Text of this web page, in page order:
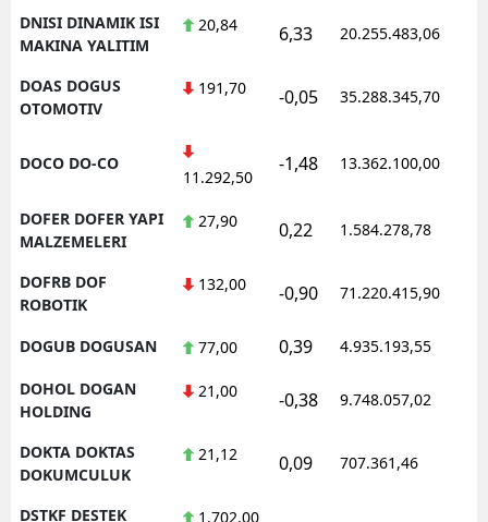
DNISI DINAMIK ISI
MAKINA YALITIM
20,84 6,33 20.255.483,06
DOAS DOGUS
OTOMOTIV
191,70 -0,05 35.288.345,70
DOCO DO-CO
11.292,50
-1,48 13.362.100,00
DOFER DOFER YAPI
MALZEMELERI
27,90 0,22 1.584.278,78
DOFRB DOF
ROBOTIK
132,00 -0,90 71.220.415,90
DOGUB DOGUSAN 77,00 0,39 4.935.193,55
DOHOL DOGAN
HOLDING
21,00 -0,38 9.748.057,02
DOKTA DOKTAS
DOKUMCULUK
21,12 0,09 707.361,46
DSTKF DESTEK 1.702,00